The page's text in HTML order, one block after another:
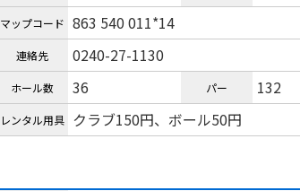
マップコード 863 540 011*14
連絡先 0240-27-1130
ホール数 36 パー 132
レンタル用具
クラブ150円、ボール50円